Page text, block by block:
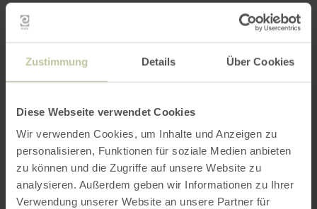
Zustimmung Details Über Cookies
Diese Webseite verwendet Cookies
Wir verwenden Cookies, um Inhalte und Anzeigen zu
personalisieren, Funktionen für soziale Medien anbieten
zu können und die Zugriffe auf unsere Website zu
analysieren. Außerdem geben wir Informationen zu Ihrer
Verwendung unserer Website an unsere Partner für
gevierd in de Pistenklause. Niet alleen Niki
Lauda, Ayrton Senna of Mikka Häkkinen hebben
hun sporen nagelaten: De Pistenklause maakt
deel uit van de Nürburgring - cultus.
Meer informatie
Openingstijden